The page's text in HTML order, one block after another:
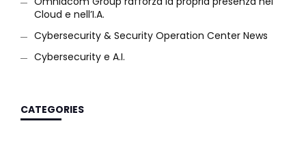
Cloud e nell’I.A.
Cybersecurity & Security Operation Center News
Cybersecurity e A.I.
CATEGORIES